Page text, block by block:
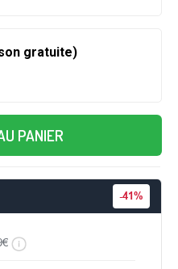
gratuite)
PANIER
-41%